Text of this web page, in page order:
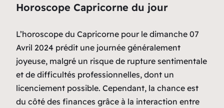
Horoscope Capricorne du jour
L’horoscope du Capricorne pour le dimanche 07
Avril 2024 prédit une journée généralement
joyeuse, malgré un risque de rupture sentimentale
et de difficultés professionnelles, dont un
licenciement possible. Cependant, la chance est
du côté des finances grâce à la interaction entre